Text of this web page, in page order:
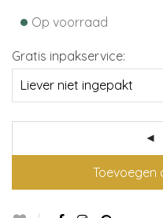
• Op voorraad
Gratis inpakservice:
Toevoegen